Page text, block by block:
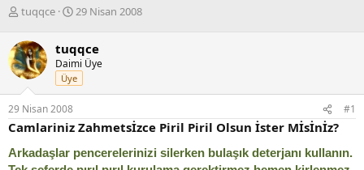
K
n
b
u
y
u
b
a
l
tuqqce
B
l
a
n
g
ç
a
29 Nisan 2008
tuqqce
Daimi Üye
Üye
29 Nisan 2008 #1
Camlariniz Zahmetsİzce Piril Piril Olsun İster Mİsİnİz?
Arkadaşlar pencerelerinizi silerken bulaşık deterjanı kullanın.